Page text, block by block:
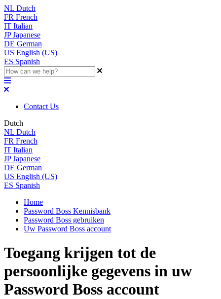
NL Dutch
FR French
IT Italian
JP Japanese
DE German
US English (US)
ES Spanish
Contact Us
Dutch
NL Dutch
FR French
IT Italian
JP Japanese
DE German
US English (US)
ES Spanish
Home
Password Boss Kennisbank
Password Boss gebruiken
Uw Password Boss account
Toegang krijgen tot de
persoonlijke gegevens in uw
Password Boss account